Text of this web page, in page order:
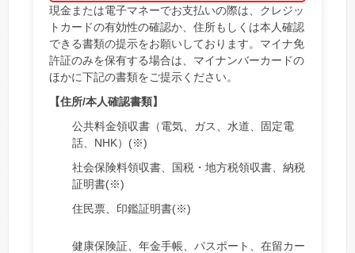
現金または電子マネーでお支払いの際は、クレジッ
トカードの有効性の確認か、住所もしくは本人確認
できる書類の提示をお願いしております。マイナ免
許証のみを保有する場合は、マイナンバーカードの
ほかに下記の書類をご提示ください。
【住所/本人確認書類】
公共料金領収書（電気、ガス、水道、固定電
話、NHK）(※)
社会保険料領収書、国税・地方税領収書、納税
証明書(※)
住民票、印鑑証明書(※)
健康保険証、年金手帳、パスポート、在留カー